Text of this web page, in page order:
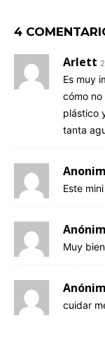
4
Arlett
Es muy
cómo
plástico
tanta
Este
Muy bien
cuidar